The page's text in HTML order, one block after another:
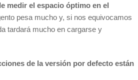
medir el espacio óptimo en el
pesa mucho y, si nos equivocamos
tardará mucho en cargarse y
de la versión por defecto están